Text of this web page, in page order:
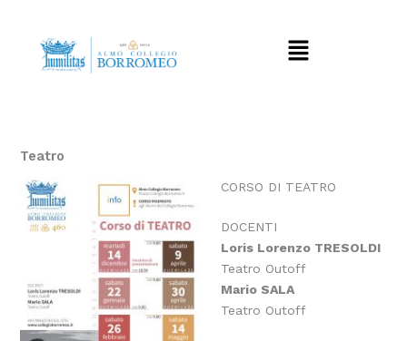
contenuto
Menu
Teatro
CORSO DI TEATRO
DOCENTI
Loris Lorenzo TRESOLDI
Teatro Outoff
Mario SALA
Teatro Outoff